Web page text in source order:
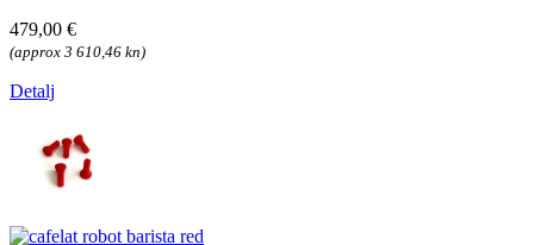
479,00 €
(approx 3 610,46 kn)
Detalj